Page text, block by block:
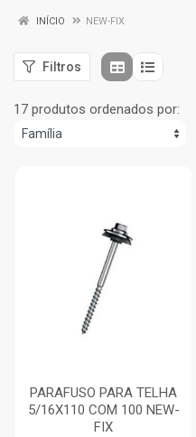
INÍCIO NEW-FIX
Filtros
17 produtos ordenados por:
PARAFUSO PARA TELHA
5/16X110 COM 100 NEW-
FIX